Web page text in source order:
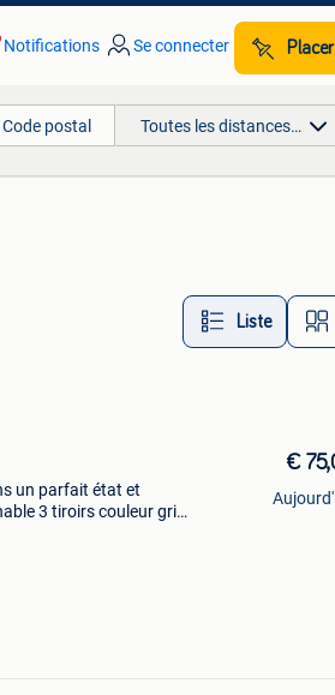
Notifications Se connecter
Toutes les distances…
Liste
un parfait état et
3 tiroirs couleur gris
€